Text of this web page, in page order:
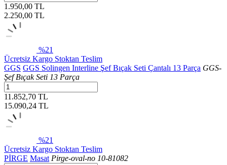
1.950,00 TL
2.250,00 TL
%21
Ücretsiz Kargo Stoktan Teslim
GGS GGS Solingen Interline Şef Bıçak Seti Çantalı 13 Parça GGS-
Şef Bıçak Seti 13 Parça
11.852,70 TL
15.090,24 TL
%21
Ücretsiz Kargo Stoktan Teslim
PİRGE Masat Pirge-oval-no 10-81082